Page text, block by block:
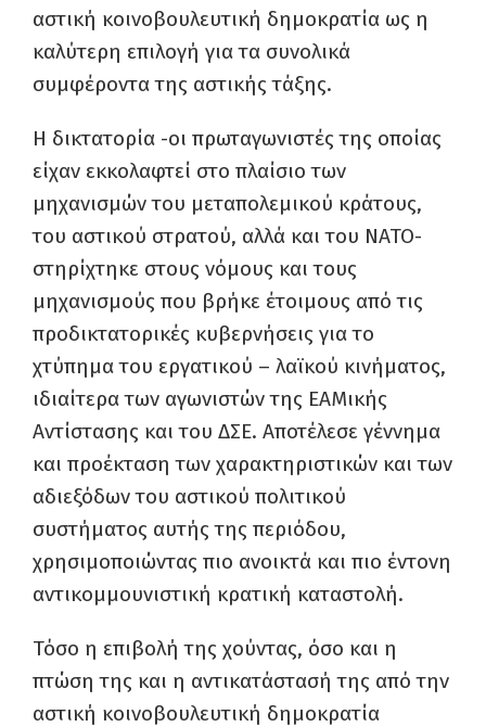
αστική κοινοβουλευτική δημοκρατία ως η
καλύτερη επιλογή για τα συνολικά
συμφέροντα της αστικής τάξης.
Η δικτατορία -οι πρωταγωνιστές της οποίας
είχαν εκκολαφτεί στο πλαίσιο των
μηχανισμών του μεταπολεμικού κράτους,
του αστικού στρατού, αλλά και του ΝΑΤΟ-
στηρίχτηκε στους νόμους και τους
μηχανισμούς που βρήκε έτοιμους από τις
προδικτατορικές κυβερνήσεις για το
χτύπημα του εργατικού – λαϊκού κινήματος,
ιδιαίτερα των αγωνιστών της ΕΑΜικής
Αντίστασης και του ΔΣΕ. Αποτέλεσε γέννημα
και προέκταση των χαρακτηριστικών και των
αδιεξόδων του αστικού πολιτικού
συστήματος αυτής της περιόδου,
χρησιμοποιώντας πιο ανοικτά και πιο έντονη
αντικομμουνιστική κρατική καταστολή.
Τόσο η επιβολή της χούντας, όσο και η
πτώση της και η αντικατάστασή της από την
αστική κοινοβουλευτική δημοκρατία